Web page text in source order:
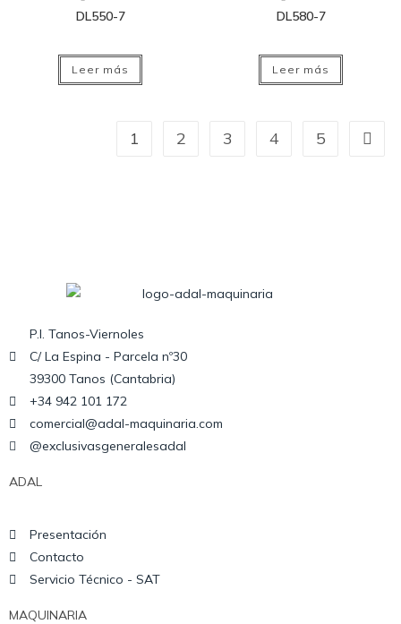
DL550-7
Leer más
DL580-7
Leer más
1 2 3 4 5
P.I. Tanos-Viernoles
C/ La Espina - Parcela nº30
39300 Tanos (Cantabria)
+34 942 101 172
comercial@adal-maquinaria.com
@exclusivasgeneralesadal
ADAL
Presentación
Contacto
Servicio Técnico - SAT
MAQUINARIA